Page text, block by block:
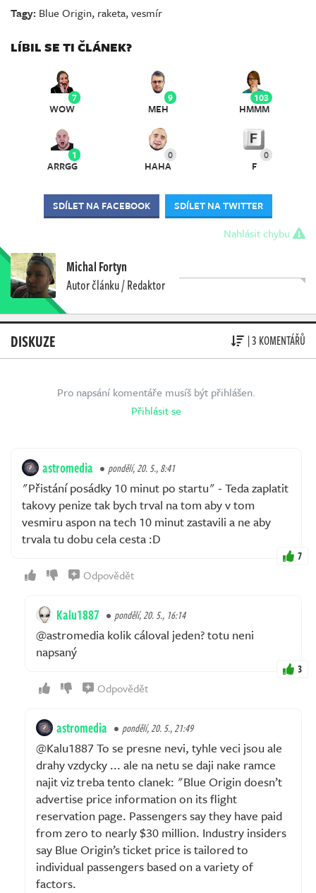
Tagy: Blue Origin, raketa,vesmír
LÍBIL SE TI ČLÁNEK?
7
WOW
9
MEH
103
HMMM
1
ARRGG
0
HAHA
0
F
SDÍLET NA FACEBOOK SDÍLET NA TWITTER
Nahlásit chybu
Michal Fortyn
Autor článku / Redaktor
DISKUZE | 3 KOMENTÁŘŮ
Pro napsání komentáře musíš být přihlášen.
Přihlásit se
astromedia pondělí, 20. 5., 8:41
"Přistání posádky 10 minut po startu" - Teda zaplatit
takovy penize tak bych trval na tom aby v tom
vesmiru aspon na tech 10 minut zastavili a ne aby
trvala tu dobu cela cesta :D
7
Odpovědět
Kalu1887 pondělí, 20. 5., 16:14
@astromedia kolik cáloval jeden? totu neni
napsaný
3
Odpovědět
astromedia pondělí, 20. 5., 21:49
@Kalu1887 To se presne nevi, tyhle veci jsou ale
drahy vzdycky ... ale na netu se daji nake ramce
najit viz treba tento clanek: "Blue Origin doesn’t
advertise price information on its flight
reservation page. Passengers say they have paid
from zero to nearly $30 million. Industry insiders
say Blue Origin’s ticket price is tailored to
individual passengers based on a variety of
factors.